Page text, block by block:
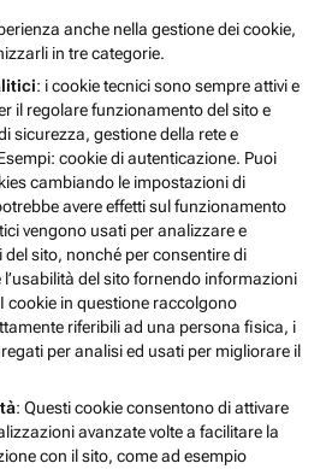
anche nella gestione dei cookie,
in tre categorie.
: i cookie tecnici sono sempre attivi e
il regolare funzionamento del sito e
sicurezza, gestione della rete e
cookie di autenticazione. Puoi
cambiando le impostazioni di
avere effetti sul funzionamento
vengono usati per analizzare e
sito, nonché per consentire di
del sito fornendo informazioni
cookie in questione raccolgono
riferibili ad una persona fisica, i
per analisi ed usati per migliorare il
: Questi cookie consentono di attivare
avanzate volte a facilitare la
con il sito, come ad esempio